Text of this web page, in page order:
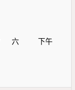
六 下午